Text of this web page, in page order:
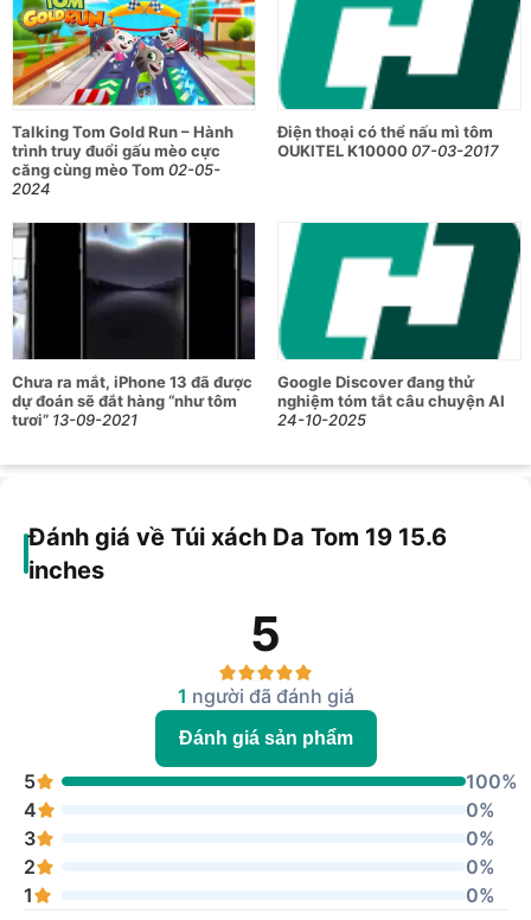
Talking Tom Gold Run – Hành
trình truy đuổi gấu mèo cực
căng cùng mèo Tom 02-05-
2024
Điện thoại có thể nấu mì tôm
OUKITEL K1000007-03-2017
Chưa ra mắt, iPhone 13 đã được
dự đoán sẽ đắt hàng “như tôm
tươi” 13-09-2021
Google Discover đang thử
nghiệm tóm tắt câu chuyện AI
24-10-2025
Đánh giá về Túi xách Da Tom 19 15.6
inches
5
1 người đã đánh giá
Đánh giá sản phẩm
5
100%
4
0%
3
0%
2
0%
1
0%